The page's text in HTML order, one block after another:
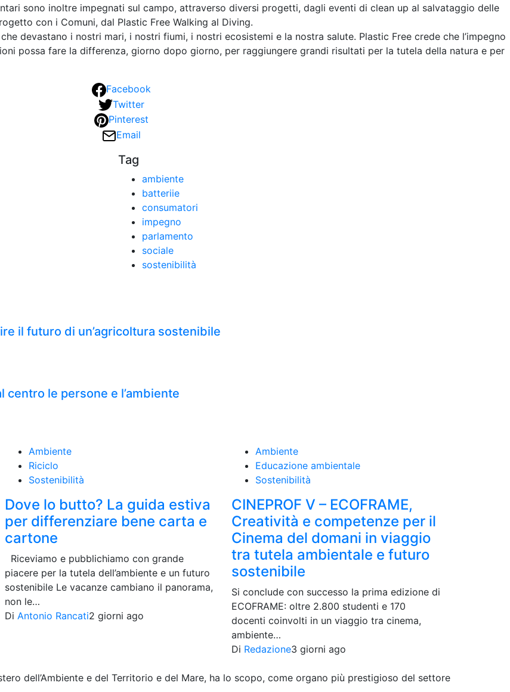
sono inoltre impegnati sul campo, attraverso diversi progetti, dagli eventi di clean up al salvataggio delle
con i Comuni, dal Plastic Free Walking al Diving.
devastano i nostri mari, i nostri fiumi, i nostri ecosistemi e la nostra salute. Plastic Free crede che l’impegno
possa fare la differenza, giorno dopo giorno, per raggiungere grandi risultati per la tutela della natura e per
Facebook
Twitter
Pinterest
Email
Tag
ambiente
batteriie
consumatori
impegno
parlamento
sociale
sostenibilità
il futuro di un’agricoltura sostenibile
le persone e l’ambiente
Ambiente
Riciclo
Sostenibilità
Dove lo butto? La guida estiva
per differenziare bene carta e
cartone
Riceviamo e pubblichiamo con grande
piacere per la tutela dell’ambiente e un futuro
sostenibile Le vacanze cambiano il panorama,
non le…
Di Antonio Rancati2 giorni ago
Ambiente
Educazione ambientale
Sostenibilità
CINEPROF V – ECOFRAME,
Creatività e competenze per il
Cinema del domani in viaggio
tra tutela ambientale e futuro
sostenibile
Si conclude con successo la prima edizione di
ECOFRAME: oltre 2.800 studenti e 170
docenti coinvolti in un viaggio tra cinema,
ambiente…
Di Redazione3 giorni ago
dell’Ambiente e del Territorio e del Mare, ha lo scopo, come organo più prestigioso del settore